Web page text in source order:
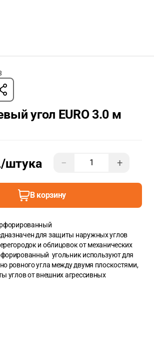
угол EURO 3.0 м
/штука − +
В корзину
для защиты наружных углов
и облицовок от механических
угольник используют для
ровного угла между двумя плоскостями,
углов от внешних агрессивных